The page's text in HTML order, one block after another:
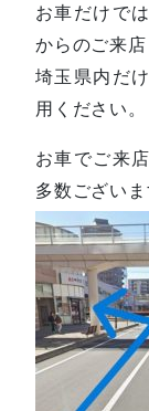
お車だけで
からのご来店
埼玉県内だ
用ください。
お車でご来
多数ございま